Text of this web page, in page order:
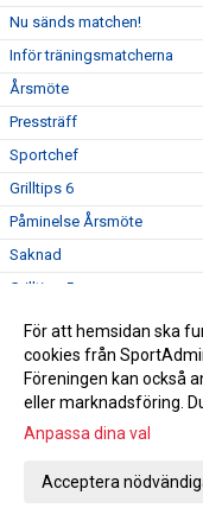
Nu sänds matchen!
Inför träningsmatcherna
Årsmöte
Pressträff
Sportchef
Grilltips 6
Påminelse Årsmöte
Saknad
Grilltips 5
Semester
Akea hälsar!
Grilltips 4
Grilltips 2
För att hemsidan ska
cookies från
Föreningen kan också
eller marknadsföring.
Anpassa dina val
Acceptera